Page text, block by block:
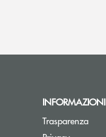
INFORMAZIONI
Trasparenza